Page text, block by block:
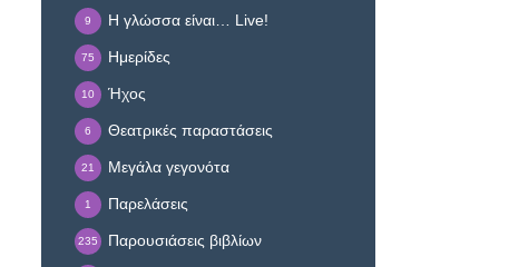
Η γλώσσα είναι… Live!
9
Ημερίδες
75
Ήχος
10
Θεατρικές παραστάσεις
6
Μεγάλα γεγονότα
21
Παρελάσεις
1
Παρουσιάσεις βιβλίων
235